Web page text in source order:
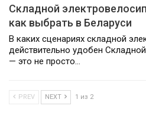
Складной
как выбрать в Беларуси
В каких сценариях складной
действительно удобен
— это не просто…
PREV NEXT 1 из 2